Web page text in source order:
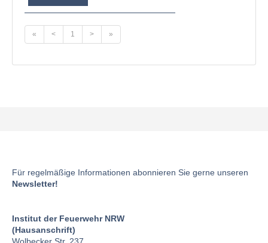
« < 1 > »
Für regelmäßige Informationen abonnieren Sie gerne unseren
Newsletter!
Institut der Feuerwehr NRW
(Hausanschrift)